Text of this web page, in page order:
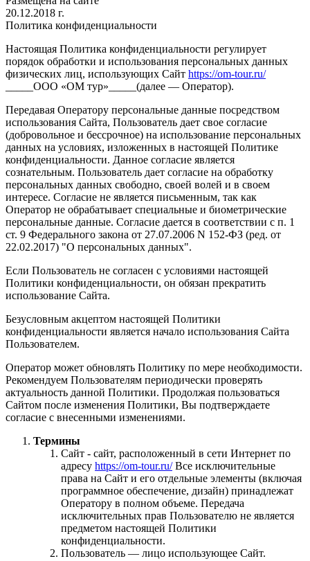
20.12.2018 г.
Политика конфиденциальности
Настоящая Политика конфиденциальности регулирует
порядок обработки и использования персональных данных
физических лиц, использующих Сайт https://om-tour.ru/
_____ООО «ОМ тур»_____(далее — Оператор).
Передавая Оператору персональные данные посредством
использования Сайта, Пользователь дает свое согласие
(добровольное и бессрочное) на использование персональных
данных на условиях, изложенных в настоящей Политике
конфиденциальности. Данное согласие является
сознательным. Пользователь дает согласие на обработку
персональных данных свободно, своей волей и в своем
интересе. Согласие не является письменным, так как
Оператор не обрабатывает специальные и биометрические
персональные данные. Согласие дается в соответствии с п. 1
ст. 9 Федерального закона от 27.07.2006 N 152-ФЗ (ред. от
22.02.2017) "О персональных данных".
Если Пользователь не согласен с условиями настоящей
Политики конфиденциальности, он обязан прекратить
использование Сайта.
Безусловным акцептом настоящей Политики
конфиденциальности является начало использования Сайта
Пользователем.
Оператор может обновлять Политику по мере необходимости.
Рекомендуем Пользователям периодически проверять
актуальность данной Политики. Продолжая пользоваться
Сайтом после изменения Политики, Вы подтверждаете
согласие с внесенными изменениями.
Термины
Сайт - сайт, расположенный в сети Интернет по
адресу https://om-tour.ru/Все исключительные
права на Сайт и его отдельные элементы (включая
программное обеспечение, дизайн) принадлежат
Оператору в полном объеме. Передача
исключительных прав Пользователю не является
предметом настоящей Политики
конфиденциальности.
Пользователь — лицо использующее Сайт.